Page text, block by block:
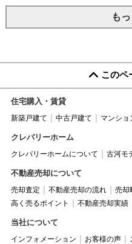
も
このペ
住宅購入・賃貸
新築戸建て 中古戸建て マンショ
クレバリーホーム
クレバリーホームについて 古河モ
不動産売却について
売却査定 不動産売却の流れ 売却
高く売るポイント
不動産売却実績
当社について
インフォメーション お客様の声